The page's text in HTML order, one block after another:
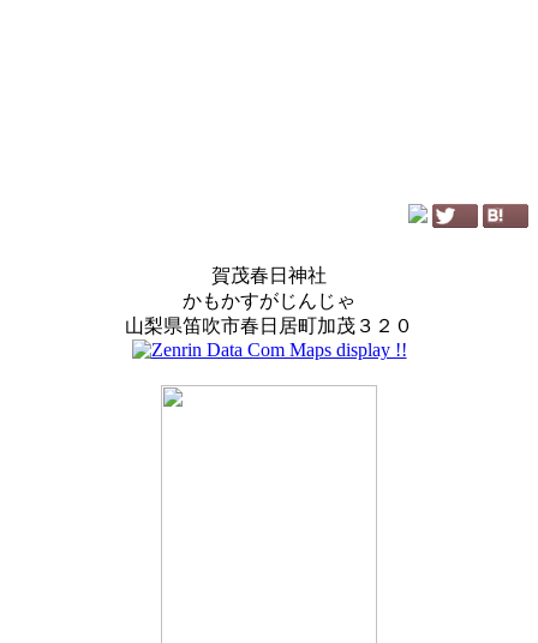
賀茂春日神社
かもかすがじんじゃ
山梨県笛吹市春日居町加茂３２０